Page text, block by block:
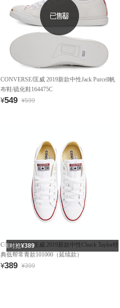
CONVERSE/匡威 2019新款中性Jack Purcell帆
布鞋/硫化鞋164475C
¥549 ¥599
限时抢¥389
CONVERSE/匡威 2019新款中性Chuck Taylor经
典低帮常青款101000（延续款）
¥389 ¥399